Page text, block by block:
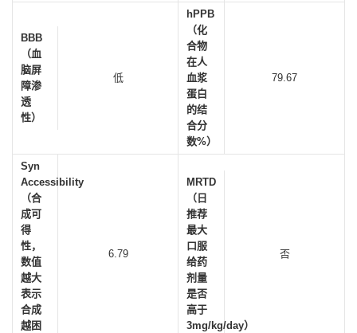
BBB
（血
脑屏
障渗
透
性）
低
hPPB
（化
合物
在人
血浆
蛋白
的结
合分
数%）
79.67
Syn
Accessibility
（合
成可
得
性，
数值
越大
表示
合成
越困
6.79
MRTD
（日
推荐
最大
口服
给药
剂量
是否
高于
3mg/kg/day）
否